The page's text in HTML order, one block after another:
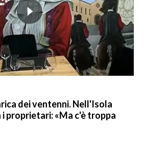
dei ventenni. Nell'Isola
proprietari: «Ma c'è troppa